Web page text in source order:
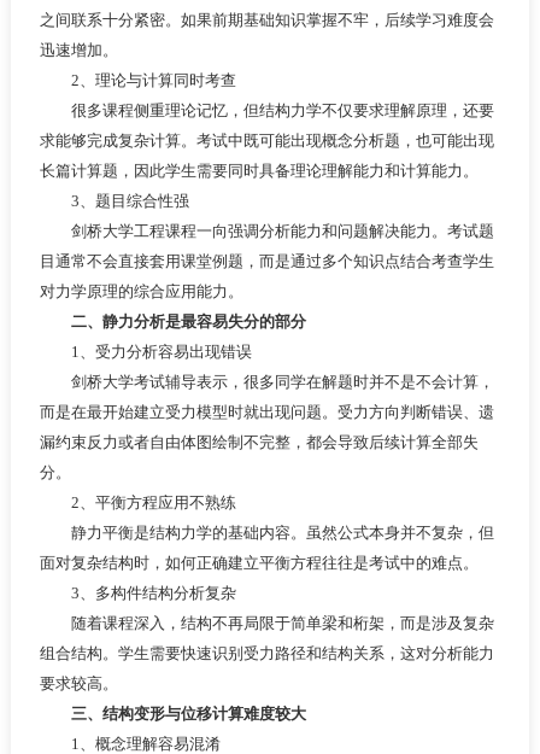
之间联系十分紧密。如果前期基础知识掌握不牢，后续学习难度会
迅速增加。
2、理论与计算同时考查
很多课程侧重理论记忆，但结构力学不仅要求理解原理，还要
求能够完成复杂计算。考试中既可能出现概念分析题，也可能出现
长篇计算题，因此学生需要同时具备理论理解能力和计算能力。
3、题目综合性强
剑桥大学工程课程一向强调分析能力和问题解决能力。考试题
目通常不会直接套用课堂例题，而是通过多个知识点结合考查学生
对力学原理的综合应用能力。
二、静力分析是最容易失分的部分
1、受力分析容易出现错误
剑桥大学考试辅导表示，很多同学在解题时并不是不会计算，
而是在最开始建立受力模型时就出现问题。受力方向判断错误、遗
漏约束反力或者自由体图绘制不完整，都会导致后续计算全部失
分。
2、平衡方程应用不熟练
静力平衡是结构力学的基础内容。虽然公式本身并不复杂，但
面对复杂结构时，如何正确建立平衡方程往往是考试中的难点。
3、多构件结构分析复杂
随着课程深入，结构不再局限于简单梁和桁架，而是涉及复杂
组合结构。学生需要快速识别受力路径和结构关系，这对分析能力
要求较高。
三、结构变形与位移计算难度较大
1、概念理解容易混淆